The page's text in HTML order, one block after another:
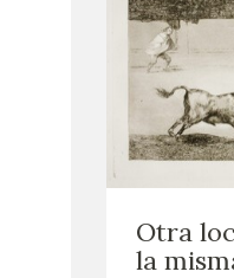
Otra
la